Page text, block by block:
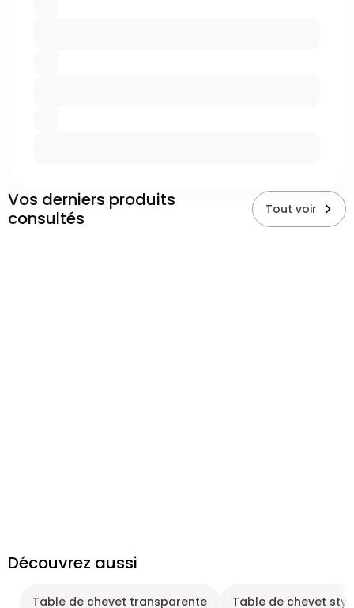
Vos derniers produits
consultés
Tout voir
Découvrez aussi
Table de chevet transparente Table de chevet